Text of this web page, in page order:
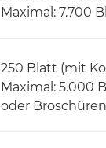
Maximal: 7.700
250 Blatt (mit
Maximal: 5.000
oder